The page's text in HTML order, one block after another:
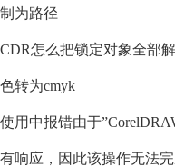
制为路径
CDR怎么把锁定对象全部
色转为cmyk
使用中报错由于
有响应，因此该操作无法